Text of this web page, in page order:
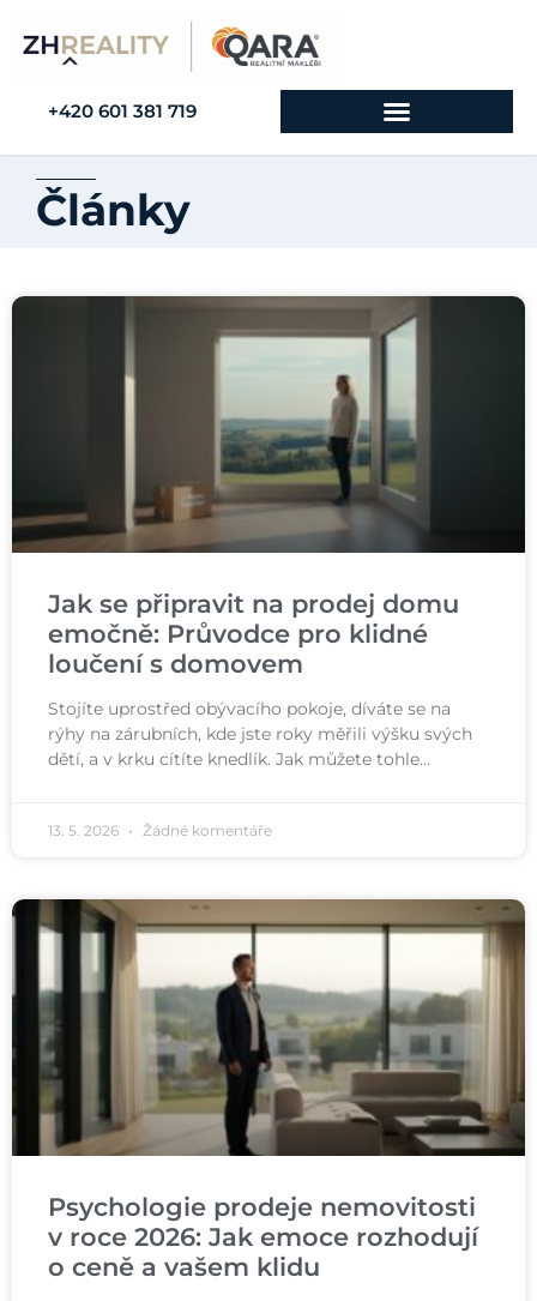
+420 601 381 719
Články
Jak se připravit na prodej domu
emočně: Průvodce pro klidné
loučení s domovem
Stojíte uprostřed obývacího pokoje, díváte se na
rýhy na zárubních, kde jste roky měřili výšku svých
dětí, a v krku cítíte knedlík. Jak můžete tohle…
13. 5. 2026 Žádné komentáře
Psychologie prodeje nemovitosti
v roce 2026: Jak emoce rozhodují
o ceně a vašem klidu